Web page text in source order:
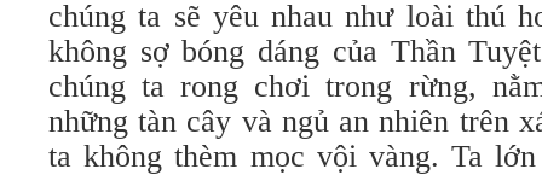
chúng ta sẽ yêu nhau như loài thú
không sợ bóng dáng của Thần
chúng ta rong chơi trong rừng,
những tàn cây và ngủ an nhiên trên
ta không thèm mọc vội vàng. Ta